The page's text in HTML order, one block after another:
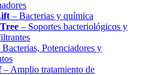
– Bacterias y química
– Soportes bacteriológicos y
Bacterias, Potenciadores y
– Amplio tratamiento de